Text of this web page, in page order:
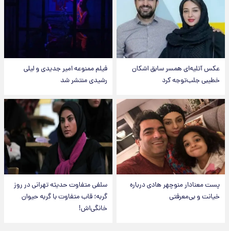
عکس‌ آتلیه‌ای همسر سابق اشکان
خطیبی جلب‌توجه کرد
فیلم ممنوعه امیر جدیدی و لیلی
رشیدی منتشر شد
پست معنادار منوچهر هادی درباره
خیانت و بی‌معرفتی
سلفی متفاوت حدیثه تهرانی در روز
گربه؛ قاب متفاوت با گربه حیوان
خانگی‌اش!